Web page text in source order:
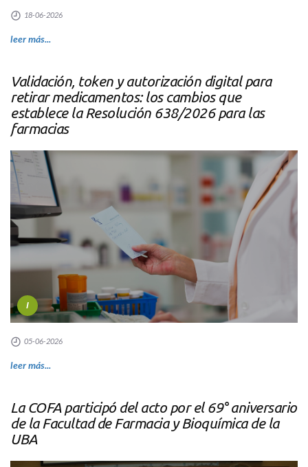
18-06-2026
leer más...
Validación, token y autorización digital para
retirar medicamentos: los cambios que
establece la Resolución 638/2026 para las
farmacias
I
05-06-2026
leer más...
La COFA participó del acto por el 69° aniversario
de la Facultad de Farmacia y Bioquímica de la
UBA